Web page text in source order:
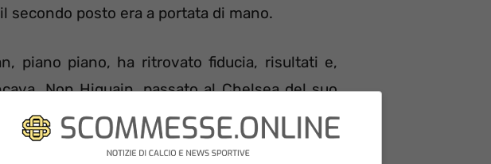
secondo posto era a portata di mano.
piano piano, ha ritrovato fiducia, risultati e,
Non Higuain, passato al Chelsea del suo
Genoa a fine gennaio con uno score niente
all’esordio in Coppa Italia col Napoli ed uno